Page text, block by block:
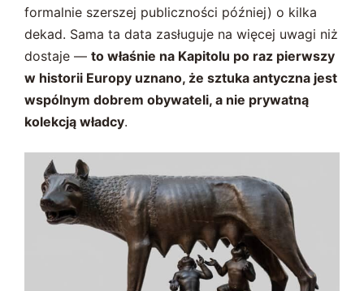
formalnie szerszej publiczności później) o kilka
dekad. Sama ta data zasługuje na więcej uwagi niż
dostaje — to właśnie na Kapitolu po raz pierwszy
w historii Europy uznano, że sztuka antyczna jest
wspólnym dobrem obywateli, a nie prywatną
kolekcją władcy.